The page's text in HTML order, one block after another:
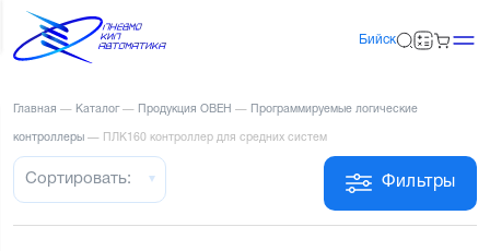
Бийск
Главная — Каталог — Продукция ОВЕН — Программируемые логические
контроллеры — ПЛК160 контроллер для средних систем
Фильтры
Сортировать: